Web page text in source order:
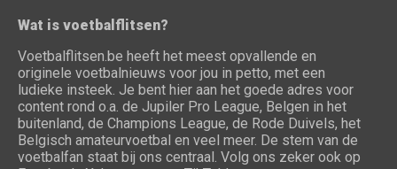
Wat is voetbalflitsen?
Voetbalflitsen.be heeft het meest opvallende en
originele voetbalnieuws voor jou in petto, met een
ludieke insteek. Je bent hier aan het goede adres voor
content rond o.a. de Jupiler Pro League, Belgen in het
buitenland, de Champions League, de Rode Duivels, het
Belgisch amateurvoetbal en veel meer. De stem van de
voetbalfan staat bij ons centraal. Volg ons zeker ook op